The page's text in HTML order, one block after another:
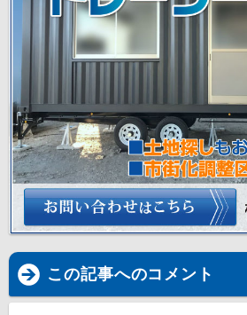
この記事へのコメント